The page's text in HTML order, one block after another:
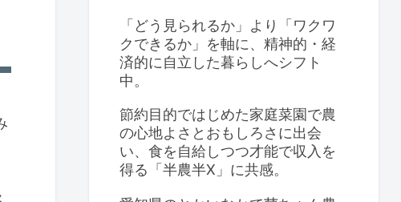
「どう見られるか」より「ワクワ
クできるか」を軸に、精神的・経
済的に自立した暮らしへシフト
中。
節約目的ではじめた家庭菜園で農
の心地よさとおもしろさに出会
い、食を自給しつつ才能で収入を
得る「半農半X」に共感。